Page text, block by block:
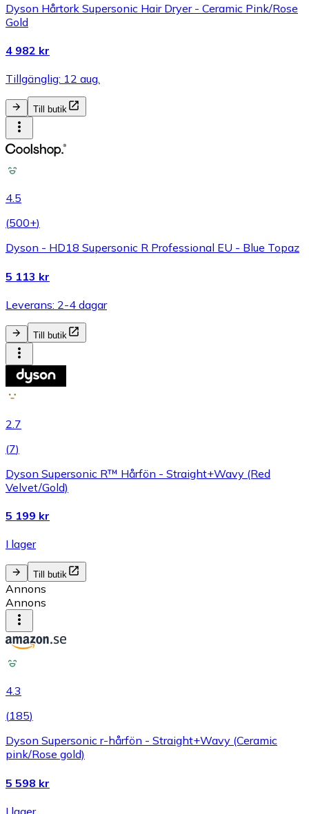
Dyson Hårtork Supersonic Hair Dryer - Ceramic Pink/Rose
Gold
4 982 kr
Tillgänglig: 12 aug.
Till butik
4.5
(500+)
Dyson - HD18 Supersonic R Professional EU - Blue Topaz
5 113 kr
Leverans: 2-4 dagar
Till butik
2.7
(7)
Dyson Supersonic R™ Hårfön - Straight+Wavy (Red
Velvet/Gold)
5 199 kr
I lager
Till butik
Annons
Annons
4.3
(185)
Dyson Supersonic r-hårfön - Straight+Wavy (Ceramic
pink/Rose gold)
5 598 kr
I lager